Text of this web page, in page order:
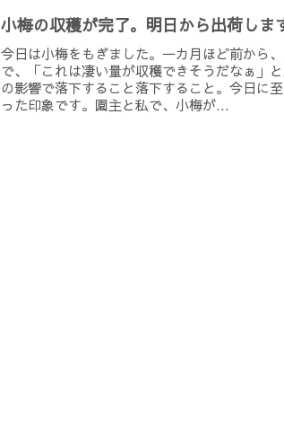
小梅の収穫が完了。明日から出荷しま
今日は小梅をもぎました。一カ月ほど前から
で、「これは凄い量が収穫できそうだなぁ」
の影響で落下すること落下すること。今日に
った印象です。園主と私で、小梅が...